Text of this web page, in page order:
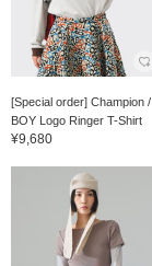
[Special order] Champion /
BOY Logo Ringer T-Shirt
¥9,680